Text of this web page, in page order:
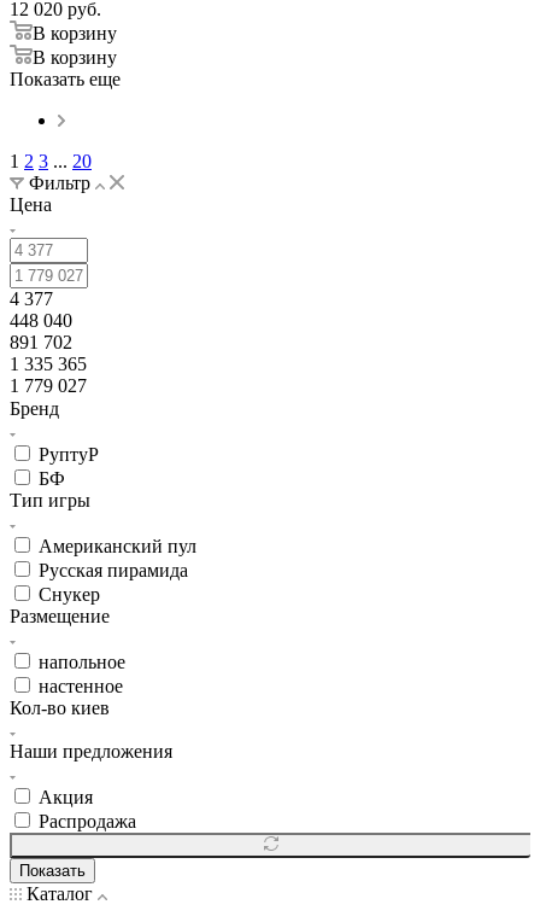
12 020 руб.
В корзину
В корзину
Показать еще
1 2 3 ... 20
Фильтр
Цена
4 377
448 040
891 702
1 335 365
1 779 027
Бренд
РуптуР
БФ
Тип игры
Американский пул
Русская пирамида
Снукер
Размещение
напольное
настенное
Кол-во киев
Наши предложения
Акция
Распродажа
Показать
Каталог